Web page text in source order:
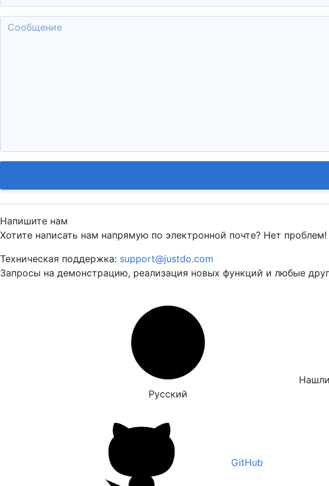
Напишите нам
Хотите написать нам напрямую по электронной почте? Нет
Техническая поддержка: support@justdo.com
Запросы на демонстрацию, реализация новых функций и любые
Русский
GitHub